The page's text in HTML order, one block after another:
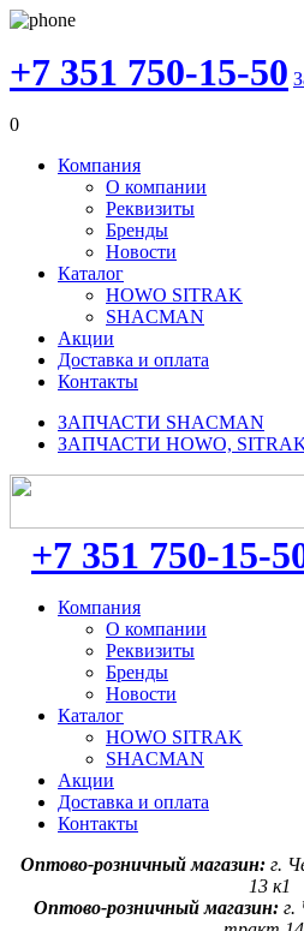
+7 351 750-15-50
0
Компания
О компании
Реквизиты
Бренды
Новости
Каталог
HOWO SITRAK
SHACMAN
Акции
Доставка и оплата
Контакты
ЗАПЧАСТИ SHACMAN
ЗАПЧАСТИ HOWO,
+7 351 750-15-
Компания
О компании
Реквизиты
Бренды
Новости
Каталог
HOWO SITRAK
SHACMAN
Акции
Доставка и оплата
Контакты
Оптово-розничный магазин: г.
13 к1
Оптово-розничный магазин:г.